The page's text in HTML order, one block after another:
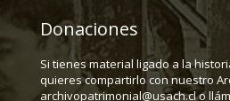
Donaciones
Si tienes material ligado a la
quieres compartirlo con nuestro
archivopatrimonial@usach.cl o